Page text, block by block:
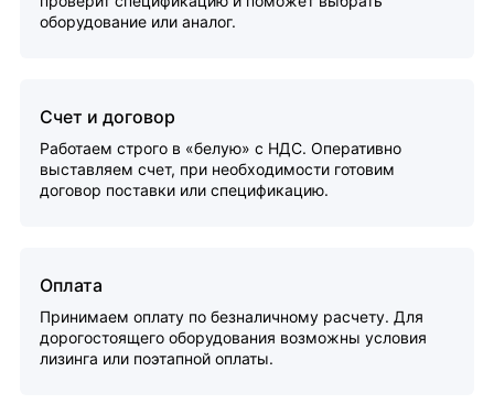
оборудование или аналог.
Счет и договор
Работаем строго в «белую» с НДС. Оперативно
выставляем счет, при необходимости готовим
договор поставки или спецификацию.
Оплата
Принимаем оплату по безналичному расчету. Для
дорогостоящего оборудования возможны условия
лизинга или поэтапной оплаты.